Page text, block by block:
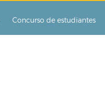
Concurso de estudiantes